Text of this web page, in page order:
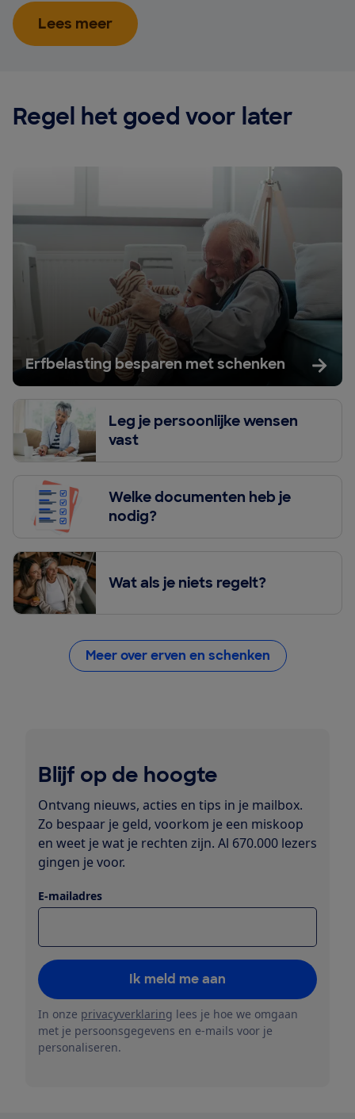
Lees meer
Regel het goed voor later
Erfbelasting besparen met schenken
Leg je persoonlijke wensen
vast
Welke documenten heb je
nodig?
Wat als je niets regelt?
Meer over erven en schenken
Blijf op de hoogte
Ontvang nieuws, acties en tips in je mailbox.
Zo bespaar je geld, voorkom je een miskoop
en weet je wat je rechten zijn. Al 670.000 lezers
gingen je voor.
E-mailadres
Ik meld me aan
In onze privacyverklaring lees je hoe we omgaan
met je persoonsgegevens en e-mails voor je
personaliseren.